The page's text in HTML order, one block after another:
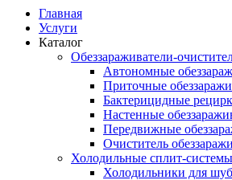
Главная
Услуги
Каталог
Обеззараживатели-
Автономные
Приточные
Бактерицидные
Настенные
Передвижные
Очиститель
Холодильные сплит-системы
Холодильники для шуб